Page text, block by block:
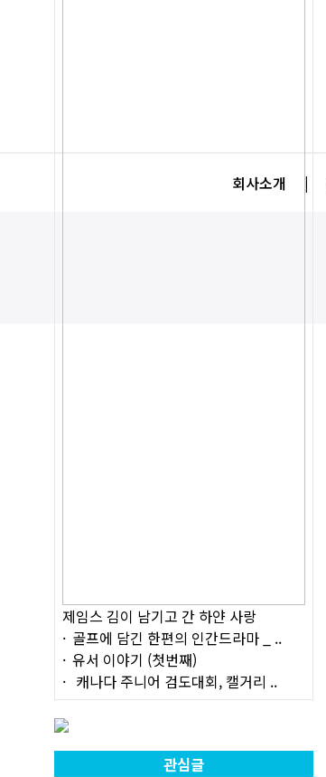
제임스 김이 남기고 간 하얀 사랑
골프에 담긴 한편의 인간드라마 _ ..
유서 이야기 (첫번째)
캐나다 주니어 검도대회, 캘거리 ..
관심글
회사소개 |